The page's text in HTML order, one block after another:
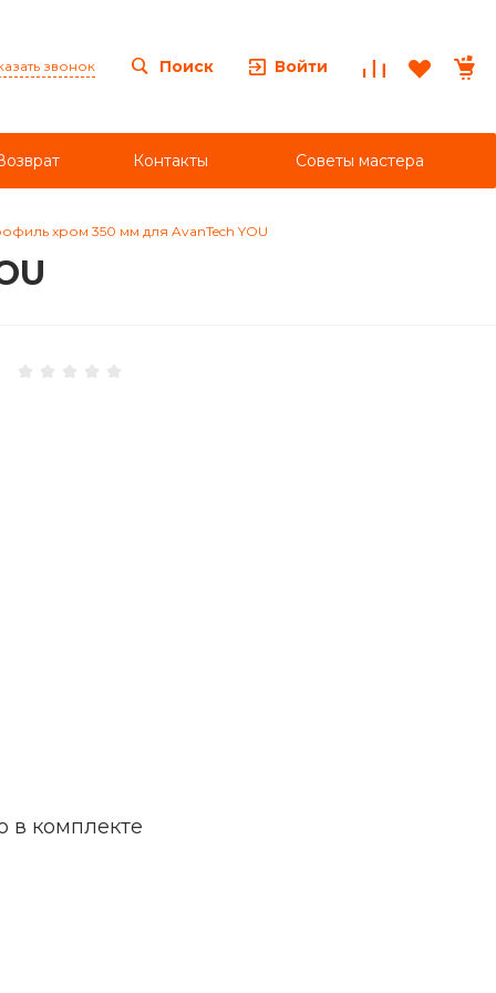
звонок Поиск Войти
Контакты Советы мастера
хром 350 мм для AvanTech YOU
в комплекте